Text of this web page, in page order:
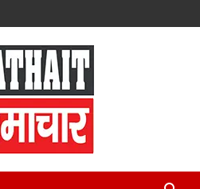
– Latest